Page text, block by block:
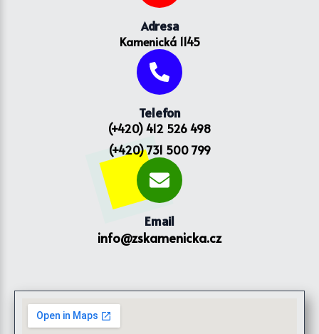
Adresa
Kamenická 1145
Telefon
(+420) 412 526 498
(+420) 731 500 799
Email
info@zskamenicka.cz